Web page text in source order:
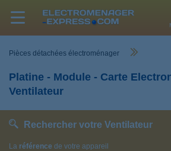
Pièces détachées électroménager
Platine - Module - Carte
Ventilateur
Rechercher votre Ventilateur
La référence de votre appareil